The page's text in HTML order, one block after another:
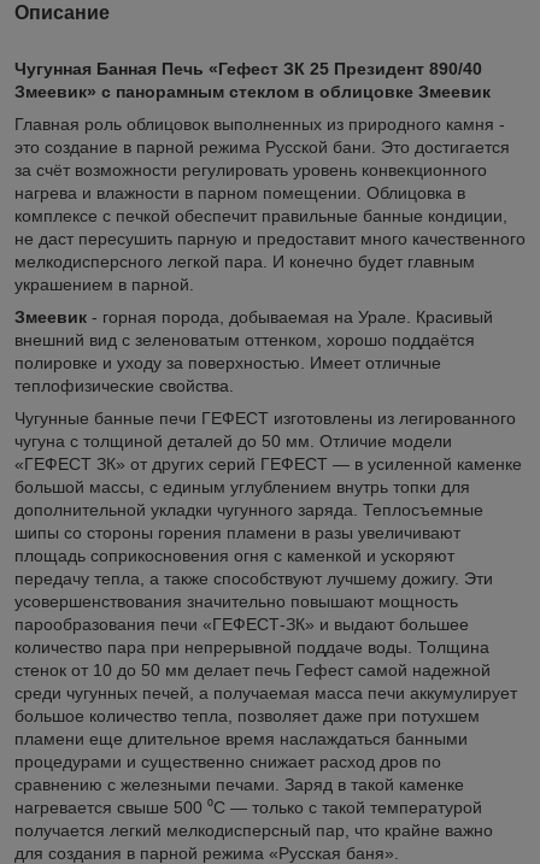
Описание
Чугунная Банная Печь «Гефест ЗК 25 Президент 890/40
Змеевик» с панорамным стеклом в облицовке Змеевик
Главная роль облицовок выполненных из природного камня -
это создание в парной режима Русской бани. Это достигается
за счёт возможности регулировать уровень конвекционного
нагрева и влажности в парном помещении. Облицовка в
комплексе с печкой обеспечит правильные банные кондиции,
не даст пересушить парную и предоставит много качественного
мелкодисперсного легкой пара. И конечно будет главным
украшением в парной.
Змеевик - горная порода, добываемая на Урале. Красивый
внешний вид с зеленоватым оттенком, хорошо поддаётся
полировке и уходу за поверхностью. Имеет отличные
теплофизические свойства.
Чугунные банные печи ГЕФЕСТ изготовлены из легированного
чугуна с толщиной деталей до 50 мм. Отличие модели
«ГЕФЕСТ ЗК» от других серий ГЕФЕСТ — в усиленной каменке
большой массы, с единым углублением внутрь топки для
дополнительной укладки чугунного заряда. Теплосъемные
шипы со стороны горения пламени в разы увеличивают
площадь соприкосновения огня с каменкой и ускоряют
передачу тепла, а также способствуют лучшему дожигу. Эти
усовершенствования значительно повышают мощность
парообразования печи «ГЕФЕСТ-ЗК» и выдают большее
количество пара при непрерывной поддаче воды. Толщина
стенок от 10 до 50 мм делает печь Гефест самой надежной
среди чугунных печей, а получаемая масса печи аккумулирует
большое количество тепла, позволяет даже при потухшем
пламени еще длительное время наслаждаться банными
процедурами и существенно снижает расход дров по
сравнению с железными печами. Заряд в такой каменке
нагревается свыше 500 ⁰С — только с такой температурой
получается легкий мелкодисперсный пар, что крайне важно
для создания в парной режима «Русская баня».